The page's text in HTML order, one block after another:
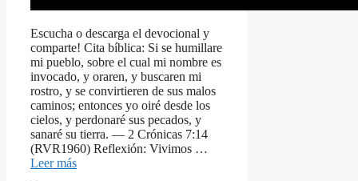
Escucha o descarga el devocional y
comparte! Cita bíblica: Si se humillare
mi pueblo, sobre el cual mi nombre es
invocado, y oraren, y buscaren mi
rostro, y se convirtieren de sus malos
caminos; entonces yo oiré desde los
cielos, y perdonaré sus pecados, y
sanaré su tierra. — 2 Crónicas 7:14
(RVR1960) Reflexión: Vivimos …
Leer más